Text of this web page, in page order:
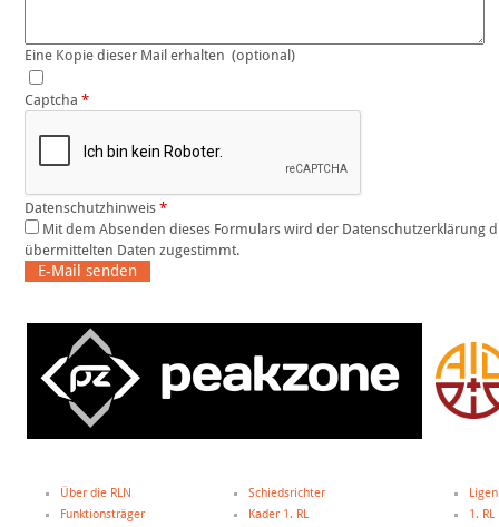
Eine Kopie dieser Mail erhalten (optional)
Captcha *
Datenschutzhinweis *
übermittelten Daten zugestimmt.
E-Mail senden
Über die RLN
Funktionsträger
Schiedsrichter
Kader 1. RL
Ligen
1.